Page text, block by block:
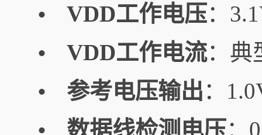
• VDD工作电压：
• VDD工作电流：典
• 参考电压输出 ：
• 数据线检测电压：